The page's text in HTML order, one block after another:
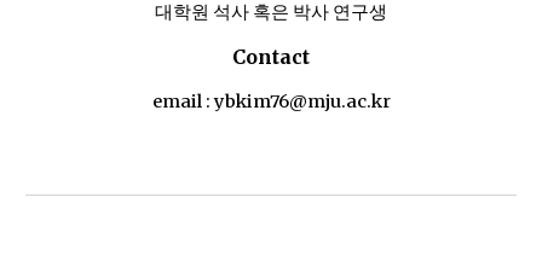
대학원 석사 혹은 박사 연구생
Contact
email : ybkim76@mju.ac.kr